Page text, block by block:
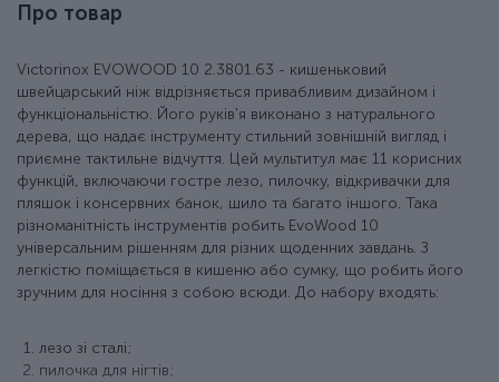
Про товар
Victorinox EVOWOOD 10 2.3801.63 - кишеньковий
швейцарський ніж відрізняється привабливим дизайном і
функціональністю. Його руків'я виконано з натурального
дерева, що надає інструменту стильний зовнішній вигляд і
приємне тактильне відчуття. Цей мультитул має 11 корисних
функцій, включаючи гостре лезо, пилочку, відкривачки для
пляшок і консервних банок, шило та багато іншого. Така
різноманітність інструментів робить EvoWood 10
універсальним рішенням для різних щоденних завдань. З
легкістю поміщається в кишеню або сумку, що робить його
зручним для носіння з собою всюди. До набору входять:
лезо зі сталі;
пилочка для нігтів;